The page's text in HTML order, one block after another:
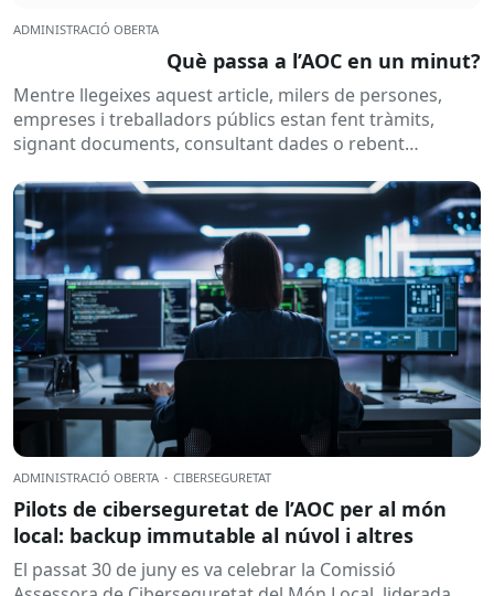
ADMINISTRACIÓ OBERTA
Què passa a l’AOC en un minut?
Mentre llegeixes aquest article, milers de persones,
empreses i treballadors públics estan fent tràmits,
signant documents, consultant dades o rebent
habitualment...
ADMINISTRACIÓ OBERTA · CIBERSEGURETAT
Pilots de ciberseguretat de l’AOC per al món
local: backup immutable al núvol i altres
El passat 30 de juny es va celebrar la Comissió